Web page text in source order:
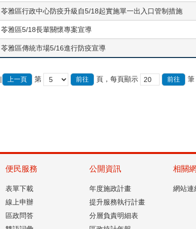
苓雅區行政中心防疫升級自5/18起實施單一出入口管制措施
苓雅區5/18長輩關懷專案宣導
苓雅區傳統市場5/16進行防疫宣導
| 上一頁 第 頁，每頁顯示 筆
便民服務
表單下載
線上申辦
區政問答
公開資訊
年度施政計畫
提升服務執行計畫
分層負責明細表
相關
網站連